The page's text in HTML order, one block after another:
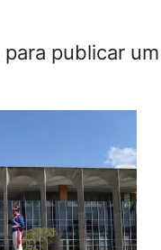
para publicar